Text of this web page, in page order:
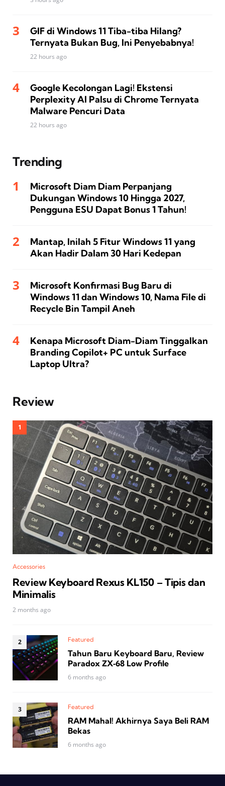
GIF di Windows 11 Tiba-tiba Hilang?
Ternyata Bukan Bug, Ini Penyebabnya!
22 hours ago
Google Kecolongan Lagi! Ekstensi
Perplexity AI Palsu di Chrome Ternyata
Malware Pencuri Data
22 hours ago
Trending
Microsoft Diam Diam Perpanjang
Dukungan Windows 10 Hingga 2027,
Pengguna ESU Dapat Bonus 1 Tahun!
Mantap, Inilah 5 Fitur Windows 11 yang
Akan Hadir Dalam 30 Hari Kedepan
Microsoft Konfirmasi Bug Baru di
Windows 11 dan Windows 10, Nama File di
Recycle Bin Tampil Aneh
Kenapa Microsoft Diam-Diam Tinggalkan
Branding Copilot+ PC untuk Surface
Laptop Ultra?
Review
Accessories
Review Keyboard Rexus KL150 – Tipis dan
Minimalis
2 months ago
Featured
Tahun Baru Keyboard Baru, Review
Paradox ZX‑68 Low Profile
6 months ago
Featured
RAM Mahal! Akhirnya Saya Beli RAM
Bekas
6 months ago